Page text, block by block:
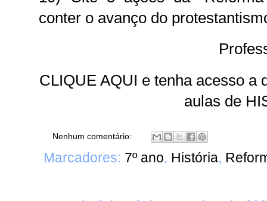
conter o avanço do
CLIQUE AQUI e tenha acesso a
aulas de
Nenhum comentário:
Marcadores: 7º ano, História,